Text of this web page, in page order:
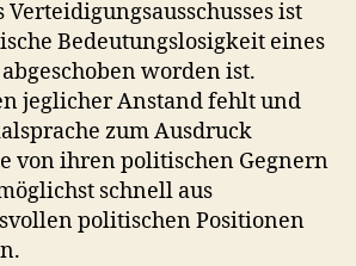
Verteidigungsausschusses ist
Bedeutungslosigkeit eines
worden ist.
jeglicher Anstand fehlt und
zum Ausdruck
von ihren politischen Gegnern
schnell aus
politischen Positionen